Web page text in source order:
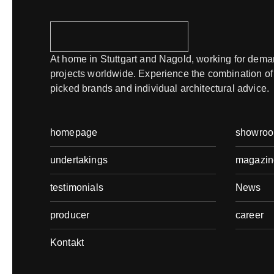
At home in Stuttgart and Nagold, working for
projects worldwide. Experience the combination
picked brands and individual architectural advice.
homepage
undertakings
testimonials
producer
Kontakt
News
career